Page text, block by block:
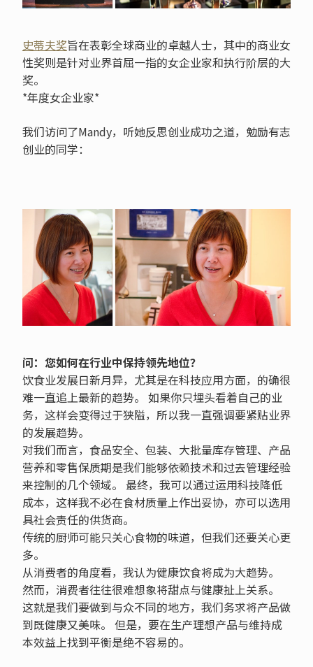
史蒂夫奖旨在表彰全球商业的卓越人士，其中的商业女
性奖则是针对业界首屈一指的女企业家和执行阶层的大
奖。
*年度女企业家*
我们访问了Mandy，听她反思创业成功之道，勉励有志
创业的同学：
问：您如何在行业中保持领先地位？
饮食业发展日新月异，尤其是在科技应用方面，的确很
难一直追上最新的趋势。 如果你只埋头看着自己的业
务，这样会变得过于狭隘，所以我一直强调要紧贴业界
的发展趋势。
对我们而言，食品安全、包装、大批量库存管理、产品
营养和零售保质期是我们能够依赖技术和过去管理经验
来控制的几个领域。 最终，我可以通过运用科技降低
成本，这样我不必在食材质量上作出妥协，亦可以选用
具社会责任的供货商。
传统的厨师可能只关心食物的味道，但我们还要关心更
多。
从消费者的角度看，我认为健康饮食将成为大趋势。
然而，消费者往往很难想象将甜点与健康扯上关系。
这就是我们要做到与众不同的地方，我们务求将产品做
到既健康又美味。 但是，要在生产理想产品与维持成
本效益上找到平衡是绝不容易的。